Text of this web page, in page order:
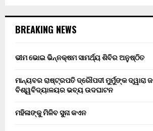
BREAKING NEWS
ଭୀମ ଭୋଇ ଭିନ୍ନକ୍ଷମ ସାମର୍ଥ୍ୟ ଶିବିର ଅନୁଷ୍ଠିତ
ମାନ୍ୟବର ରାଷ୍ଟ୍ରପତି ଦ୍ରୌପଦୀ ମୁର୍ମୁଙ୍କ ଦ୍ୱାରା
ବିଶ୍ୱବିଦ୍ୟାଳୟର ଭବ୍ୟ ଉଦଘାଟନ
ମହିଳାଙ୍କୁ ମିଳିବ ସୁନା କଏନ